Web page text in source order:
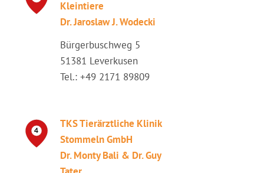
Kleintiere
Dr. Jaroslaw J. Wodecki
Bürgerbuschweg 5
51381 Leverkusen
Tel.: +49 2171 89809
TKS Tierärztliche Klinik
Stommeln GmbH
Dr. Monty Bali & Dr. Guy